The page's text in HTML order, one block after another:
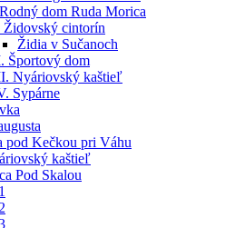
dom Ruda Morica
cintorín
Židia v Sučanoch
Športový dom
Nyáriovský kaštieľ
Sypárne
pod Kečkou pri Váhu
kaštieľ
Pod Skalou